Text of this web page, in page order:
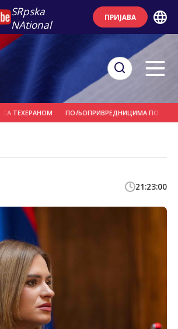
SRpska
NAtional
ПРИЈАВА
ПОЉОПРИВРЕДНИЦИМА ПОТРЕБНЕ
21:23:00